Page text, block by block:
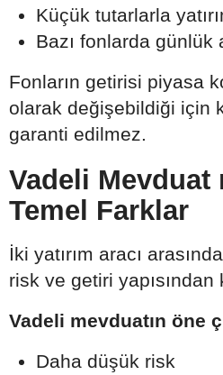
Küçük tutarlarla
Bazı fonlarda günlük
Fonların getirisi piyasa
olarak değişebildiği için
garanti edilmez.
Vadeli Mevduat
Temel Farklar
İki yatırım aracı
risk ve getiri yapısından
Vadeli mevduatın öne
Daha düşük risk